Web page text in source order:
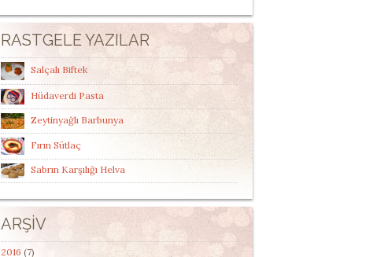
RASTGELE YAZILAR
Salçalı Biftek
Hüdaverdi Pasta
Zeytinyağlı Barbunya
Fırın Sütlaç
Sabrın Karşılığı Helva
ARŞIV
2016 (7)